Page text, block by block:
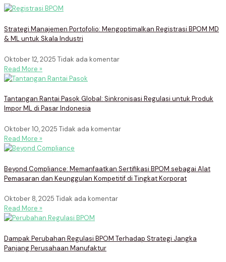
Strategi Manajemen Portofolio: Mengoptimalkan Registrasi BPOM MD
& ML untuk Skala Industri
Oktober 12, 2025 Tidak ada komentar
Read More »
Tantangan Rantai Pasok Global: Sinkronisasi Regulasi untuk Produk
Impor ML di Pasar Indonesia
Oktober 10, 2025 Tidak ada komentar
Read More »
Beyond Compliance: Memanfaatkan Sertifikasi BPOM sebagai Alat
Pemasaran dan Keunggulan Kompetitif di Tingkat Korporat
Oktober 8, 2025 Tidak ada komentar
Read More »
Dampak Perubahan Regulasi BPOM Terhadap Strategi Jangka
Panjang Perusahaan Manufaktur